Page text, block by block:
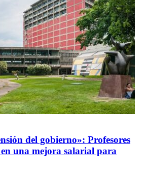
del gobierno»: Profesores
una mejora salarial para